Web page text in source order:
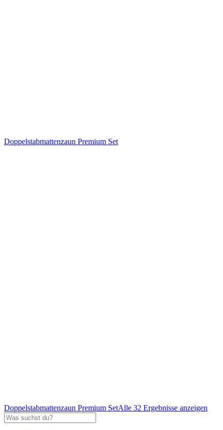
Doppelstabmattenzaun Premium Set
Doppelstabmattenzaun Premium SetAlle 32 Ergebnisse anzeigen